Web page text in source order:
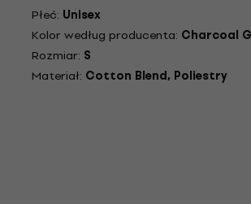
Płeć: Unisex
Kolor według producenta: Charcoal
Rozmiar: S
Materiał: Cotton Blend, Poliestry